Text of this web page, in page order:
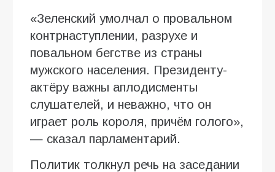
«Зеленский умолчал о провальном
контрнаступлении, разрухе и
повальном бегстве из страны
мужского населения. Президенту-
актёру важны аплодисменты
слушателей, и неважно, что он
играет роль короля, причём голого»,
— сказал парламентарий.
Политик толкнул речь на заседании